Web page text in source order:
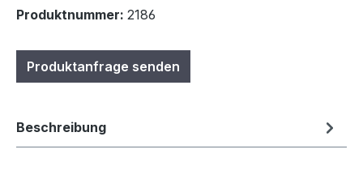
Produktnummer: 2186
Produktanfrage senden
Beschreibung